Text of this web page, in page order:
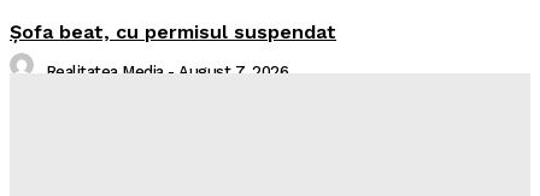
Şofa beat, cu permisul suspendat
Realitatea Media - August 7, 2026